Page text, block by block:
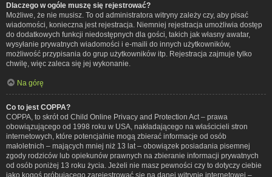
Dlaczego w ogóle muszę się rejestrować?
Możliwe, że nie musisz. To od administratora witryny zależy czy, aby pisać
wiadomości, konieczna jest rejestracja. Niemniej rejestracja umożliwia dostęp
do dodatkowych funkcji niedostępnych dla gości, takich jak własny awatar,
wysyłanie prywatnych wiadomości i e-maili do innych użytkowników,
możliwość przypisania do grup użytkowników itp. Rejestracja zajmuje tylko
chwilę, więc zaleca się jej wykonanie.
Na górę
Co to jest COPPA?
COPPA, to skrót od Child Online Privacy and Protection Act – prawa
obowiązującego od 1998 roku w USA, nakładającego na właścicieli stron
internetowych, które potencjalnie mogą zbierać informacje od osób
małoletnich – mających mniej niż 13 lat – obowiązek posiadania pisemnej
zgody rodziców lub opiekunów prawnych na zbieranie informacji prywatnych
od osób poniżej 13 roku życia. Jeżeli nie masz pewności czy to dotyczy ciebie
jako kogoś próbującego zarejestrować się na danej witrynie internetowej –